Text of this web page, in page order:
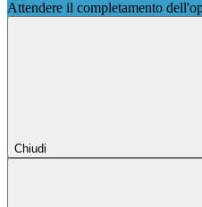
Attendere il completamento
Chiudi